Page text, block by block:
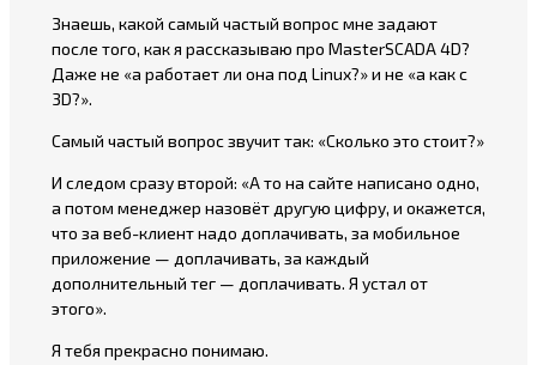
Знаешь, какой самый частый вопрос мне задают
после того, как я рассказываю про MasterSCADA 4D?
Даже не «а работает ли она под Linux?» и не «а как с
3D?».
Самый частый вопрос звучит так: «Сколько это стоит?»
И следом сразу второй: «А то на сайте написано одно,
а потом менеджер назовёт другую цифру, и окажется,
что за веб-клиент надо доплачивать, за мобильное
приложение — доплачивать, за каждый
дополнительный тег — доплачивать. Я устал от
этого».
Я тебя прекрасно понимаю.